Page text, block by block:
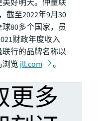
好明天。仲量联
截至2022年9月30
80多个国家，员
财政年度收入
联行的品牌名称以
览 jll.com 。
更多